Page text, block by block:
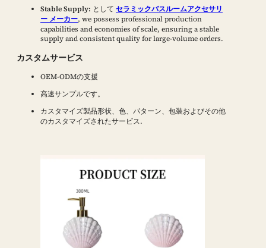
Stable Supply: として セラミックバスルームアクセサリ
ー メーカー, we possess professional production
capabilities and economies of scale, ensuring a stable
supply and consistent quality for large-volume orders.
カスタムサービス
OEM-ODMの支援
高速サンプルです。
カスタマイズ製品形状、色、パターン、包装およびその他
のカスタマイズされたサービス.